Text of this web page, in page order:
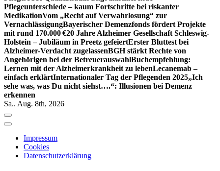
Pflegeunterschiede – kaum Fortschritte bei riskanter
MedikationVom „Recht auf Verwahrlosung“ zur
VernachlässigungBayerischer Demenzfonds fördert Projekte
mit rund 170.000 €20 Jahre Alzheimer Gesellschaft Schleswig-
Holstein – Jubiläum in Preetz gefeiertErster Bluttest bei
Alzheimer-Verdacht zugelassenBGH stärkt Rechte von
Angehörigen bei der BetreuerauswahlBuchempfehlung:
Lernen mit der Alzheimerkrankheit zu lebenLecanemab –
einfach erklärtInternationaler Tag der Pflegenden 2025„Ich
sehe was, was Du nicht siehst….“: Illusionen bei Demenz
erkennen
Sa.. Aug. 8th, 2026
Impressum
Cookies
Datenschutzerklärung